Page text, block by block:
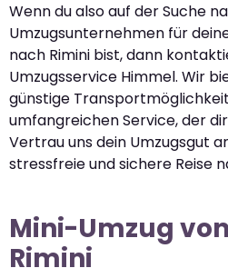
Wenn du also auf der Suche
Umzugsunternehmen für
nach Rimini bist, dann
Umzugsservice Himmel. Wir
günstige
umfangreichen Service, der
Vertrau uns dein Umzugsgut
stressfreie und sichere Reise
Mini-Umzug
Rimini